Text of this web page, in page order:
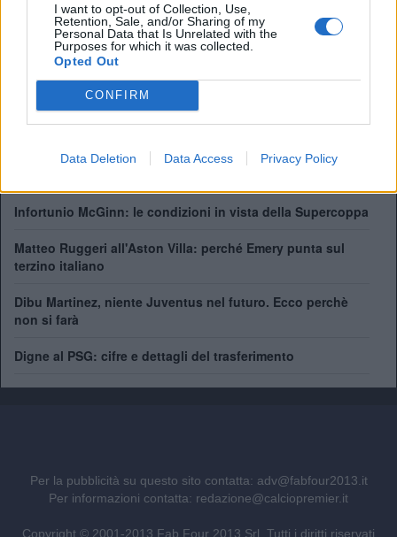
I want to opt-out of Collection, Use,
Retention, Sale, and/or Sharing of my
Personal Data that Is Unrelated with the
Purposes for which it was collected.
Opted Out
CONFIRM
Data Deletion Data Access Privacy Policy
ALBO D'ORO
Premier League:7
FA Cup:7
League Cup:
FA Community Shield:1
Champions League:1
Infortunio McGinn: le condizioni in vista della Supercoppa
Matteo Ruggeri all'Aston Villa: perché Emery punta sul
terzino italiano
Dibu Martinez, niente Juventus nel futuro. Ecco perchè
non si farà
Digne al PSG: cifre e dettagli del trasferimento
Per la pubblicità su questo sito contatta: adv@fabfour2013.it
Per informazioni contatta: redazione@calciopremier.it
Copyright © 2001-2013 Fab Four 2013 Srl. Tutti i diritti riservati